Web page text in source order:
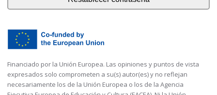
Financiado por la Unión Europea. Las opiniones y puntos de vista
expresados solo comprometen a su(s) autor(es) y no reflejan
necesariamente los de la Unión Europea o los de la Agencia